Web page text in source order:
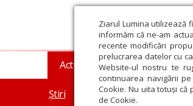
Ziarul Lumina utilizează
informăm că ne-am
recente modificări
prelucrarea datelor cu
Website-ul nostru te
continuarea navigării
Cookie. Nu uita totuși
de Cookie.
Actualitate religioasă
Știri Mesaje și cuvântări